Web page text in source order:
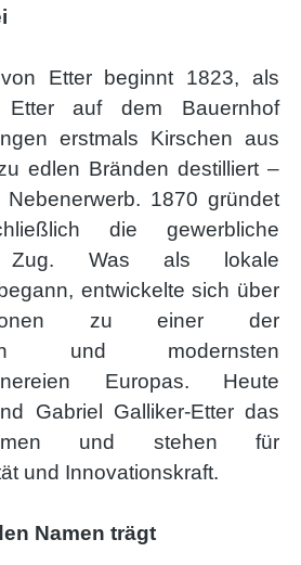
Etter beginnt 1823, als
Etter auf dem Bauernhof
erstmals Kirschen aus
edlen Bränden destilliert –
1870 gründet
die gewerbliche
Zug. Was als lokale
entwickelte sich über
zu einer der
und modernsten
Europas. Heute
Gabriel Galliker-Etter das
und stehen für
und Innovationskraft.
Namen trägt